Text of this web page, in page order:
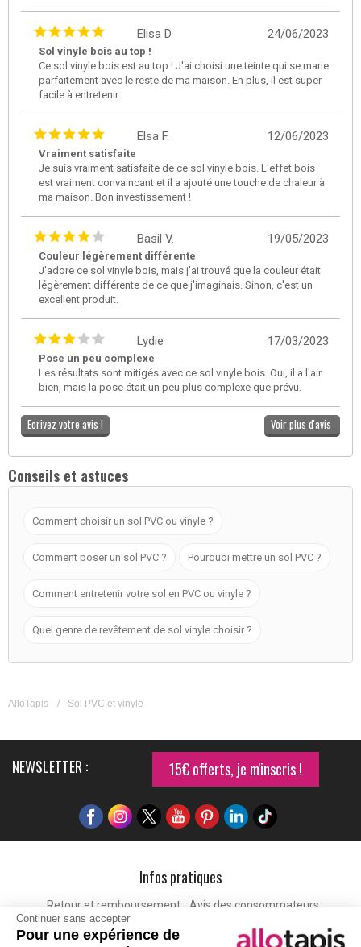
Continuer sans accepter
Pour une expérience de
24/06/2023
Elisa D.
Sol vinyle bois au top !
Ce sol vinyle bois est au top ! J'ai choisi une teinte qui se marie
parfaitement avec le reste de ma maison. En plus, il est super
facile à entretenir.
12/06/2023
Elsa F.
Vraiment satisfaite
Je suis vraiment satisfaite de ce sol vinyle bois. L'effet bois
est vraiment convaincant et il a ajouté une touche de chaleur à
ma maison. Bon investissement !
19/05/2023
Basil V.
Couleur légèrement différente
J'adore ce sol vinyle bois, mais j'ai trouvé que la couleur était
légèrement différente de ce que j'imaginais. Sinon, c'est un
excellent produit.
17/03/2023
Lydie
Pose un peu complexe
Les résultats sont mitigés avec ce sol vinyle bois. Oui, il a l'air
bien, mais la pose était un peu plus complexe que prévu.
Ecrivez votre avis ! Voir plus d'avis
Conseils et astuces
Comment choisir un sol PVC ou vinyle ?
Comment poser un sol PVC ? Pourquoi mettre un sol PVC ?
Comment entretenir votre sol en PVC ou vinyle ?
Quel genre de revêtement de sol vinyle choisir ?
AlloTapis / Sol PVC et vinyle
NEWSLETTER : 15€ offerts, je m'inscris !
Infos pratiques
Retour et remboursement
Avis des consommateurs
Tapis et paillasson personnalisé
Labels de qualité